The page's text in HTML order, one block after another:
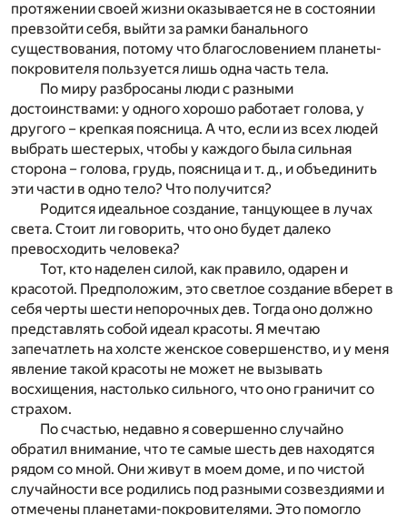
протяжении своей жизни оказывается не в состоянии
превзойти себя, выйти за рамки банального
существования, потому что благословением планеты-
покровителя пользуется лишь одна часть тела.
По миру разбросаны люди с разными
достоинствами: у одного хорошо работает голова, у
другого – крепкая поясница. А что, если из всех людей
выбрать шестерых, чтобы у каждого была сильная
сторона – голова, грудь, поясница и т. д., и объединить
эти части в одно тело? Что получится?
Родится идеальное создание, танцующее в лучах
света. Стоит ли говорить, что оно будет далеко
превосходить человека?
Тот, кто наделен силой, как правило, одарен и
красотой. Предположим, это светлое создание вберет в
себя черты шести непорочных дев. Тогда оно должно
представлять собой идеал красоты. Я мечтаю
запечатлеть на холсте женское совершенство, и у меня
явление такой красоты не может не вызывать
восхищения, настолько сильного, что оно граничит со
страхом.
По счастью, недавно я совершенно случайно
обратил внимание, что те самые шесть дев находятся
рядом со мной. Они живут в моем доме, и по чистой
случайности все родились под разными созвездиями и
отмечены планетами-покровителями. Это помогло